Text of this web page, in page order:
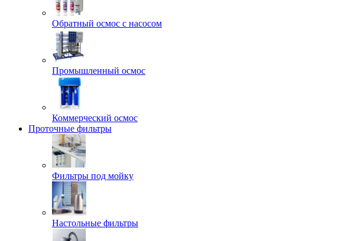
Обратный осмос с насосом
Промышленный осмос
Коммерческий осмос
Проточные фильтры
Фильтры под мойку
Настольные фильтры